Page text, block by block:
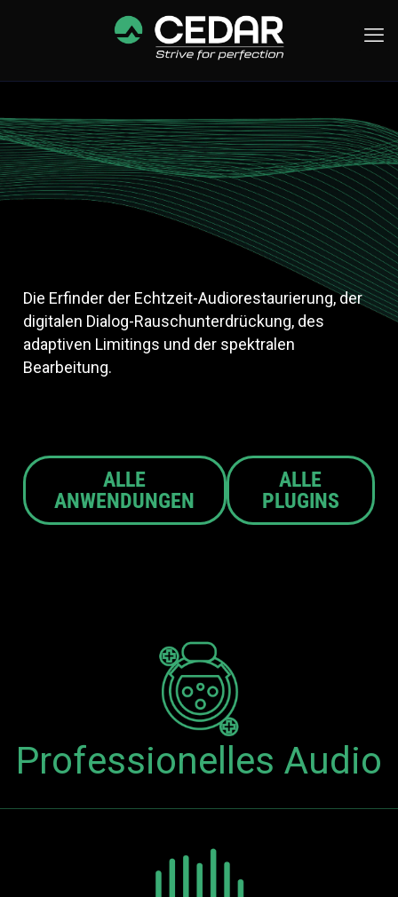
Die Erfinder der Echtzeit-Audiorestaurierung, der
digitalen Dialog-Rauschunterdrückung, des
adaptiven Limitings und der spektralen
Bearbeitung.
ALLE
ANWENDUNGEN
ALLE
PLUGINS
Professionelles Audio